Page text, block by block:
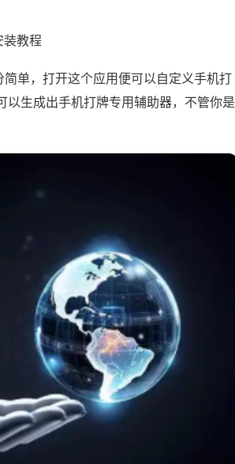
教程
单，打开这个应用便可以自定义手机打
生成出手机打牌专用辅助器，不管你是